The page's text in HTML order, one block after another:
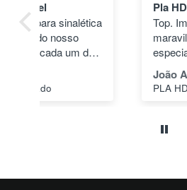
Top. Impressões
maravilhas e a cor deu
especial.